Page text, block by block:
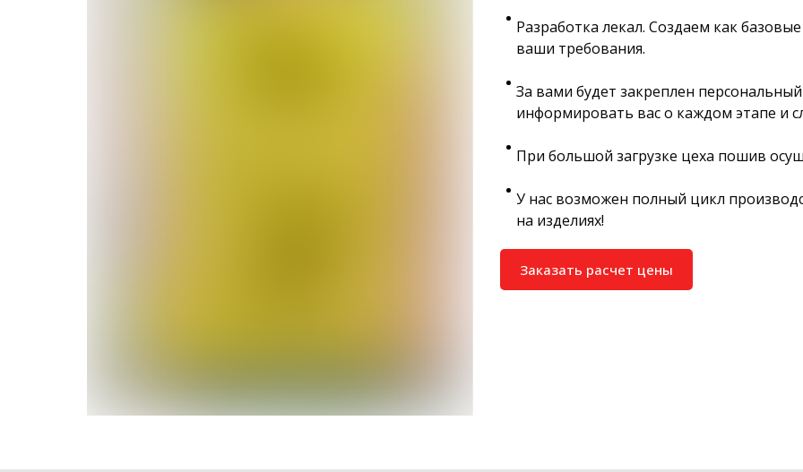
Разработка лекал. Создаем как
ваши требования.
За вами будет закреплен
информировать вас о каждом этапе и
При большой загрузке цеха пошив
У нас возможен полный цикл
на изделиях!
Заказать расчет цены